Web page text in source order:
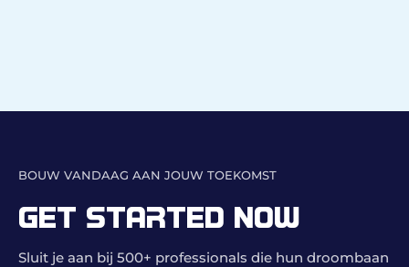
BOUW VANDAAG AAN JOUW TOEKOMST
GET STARTED NOW
Sluit je aan bij 500+ professionals die hun droombaan